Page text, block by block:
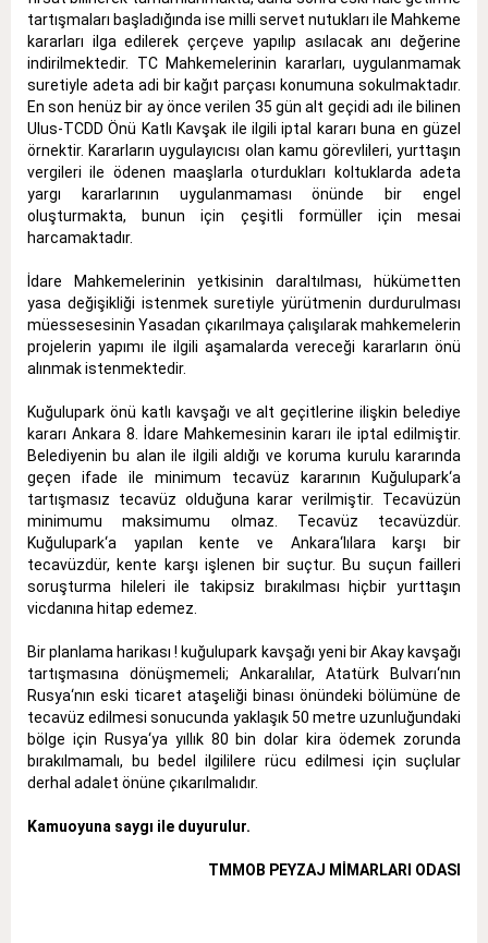
tartışmaları başladığında ise milli servet nutukları ile Mahkeme
kararları ilga edilerek çerçeve yapılıp asılacak anı değerine
indirilmektedir. TC Mahkemelerinin kararları, uygulanmamak
suretiyle adeta adi bir kağıt parçası konumuna sokulmaktadır.
En son henüz bir ay önce verilen 35 gün alt geçidi adı ile bilinen
Ulus-TCDD Önü Katlı Kavşak ile ilgili iptal kararı buna en güzel
örnektir. Kararların uygulayıcısı olan kamu görevlileri, yurttaşın
vergileri ile ödenen maaşlarla oturdukları koltuklarda adeta
yargı kararlarının uygulanmaması önünde bir engel
oluşturmakta, bunun için çeşitli formüller için mesai
harcamaktadır.
İdare Mahkemelerinin yetkisinin daraltılması, hükümetten
yasa değişikliği istenmek suretiyle yürütmenin durdurulması
müessesesinin Yasadan çıkarılmaya çalışılarak mahkemelerin
projelerin yapımı ile ilgili aşamalarda vereceği kararların önü
alınmak istenmektedir.
Kuğulupark önü katlı kavşağı ve alt geçitlerine ilişkin belediye
kararı Ankara 8. İdare Mahkemesinin kararı ile iptal edilmiştir.
Belediyenin bu alan ile ilgili aldığı ve koruma kurulu kararında
geçen ifade ile minimum tecavüz kararının Kuğulupark‘a
tartışmasız tecavüz olduğuna karar verilmiştir. Tecavüzün
minimumu maksimumu olmaz. Tecavüz tecavüzdür.
Kuğulupark‘a yapılan kente ve Ankara‘lılara karşı bir
tecavüzdür, kente karşı işlenen bir suçtur. Bu suçun failleri
soruşturma hileleri ile takipsiz bırakılması hiçbir yurttaşın
vicdanına hitap edemez.
Bir planlama harikası ! kuğulupark kavşağı yeni bir Akay kavşağı
tartışmasına dönüşmemeli; Ankaralılar, Atatürk Bulvarı‘nın
Rusya‘nın eski ticaret ataşeliği binası önündeki bölümüne de
tecavüz edilmesi sonucunda yaklaşık 50 metre uzunluğundaki
bölge için Rusya‘ya yıllık 80 bin dolar kira ödemek zorunda
bırakılmamalı, bu bedel ilgililere rücu edilmesi için suçlular
derhal adalet önüne çıkarılmalıdır.
Kamuoyuna saygı ile duyurulur.
TMMOB PEYZAJ MİMARLARI ODASI